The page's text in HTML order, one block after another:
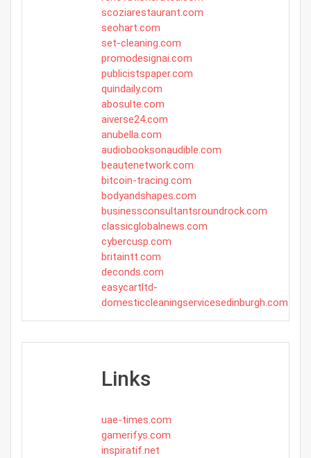
scoziarestaurant.com
seohart.com
set-cleaning.com
promodesignai.com
publicistspaper.com
quindaily.com
abosulte.com
aiverse24.com
anubella.com
audiobooksonaudible.com
beautenetwork.com
bitcoin-tracing.com
bodyandshapes.com
businessconsultantsroundrock.com
classicglobalnews.com
cybercusp.com
britaintt.com
deconds.com
easycartltd-
domesticcleaningservicesedinburgh.com
Links
uae-times.com
gamerifys.com
inspiratif.net